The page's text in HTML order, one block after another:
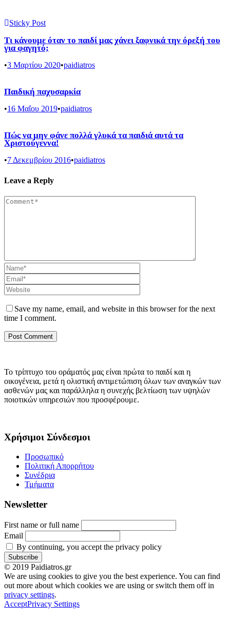
Sticky Post
Τι κάνουμε όταν το παιδί μας χάνει ξαφνικά την όρεξή του
για φαγητό;
•3 Μαρτίου 2020•paidiatros
Παιδική παχυσαρκία
•16 Μαΐου 2019•paidiatros
Πώς να μην φάνε πολλά γλυκά τα παιδιά αυτά τα
Χριστούγεννα!
•7 Δεκεμβρίου 2016•paidiatros
Leave a Reply
Save my name, email, and website in this browser for the next
time I comment.
Το τρίπτυχο του οράματός μας είναι πρώτα το παιδί και η
οικογένεια, μετά η ολιστική αντιμετώπιση όλων των αναγκών των
ασθενών μας και παράλληλα η συνεχής βελτίωση των υψηλών
ποιοτικών υπηρεσιών που προσφέρουμε.
Χρήσιμοι Σύνδεσμοι
Προσωπικό
Πολιτική Απορρήτου
Συνέδρια
Τμήματα
Newsletter
First name or full name
Email
By continuing, you accept the privacy policy
© 2019 Paidiatros.gr
We are using cookies to give you the best experience. You can find
out more about which cookies we are using or switch them off in
privacy settings.
AcceptPrivacy Settings